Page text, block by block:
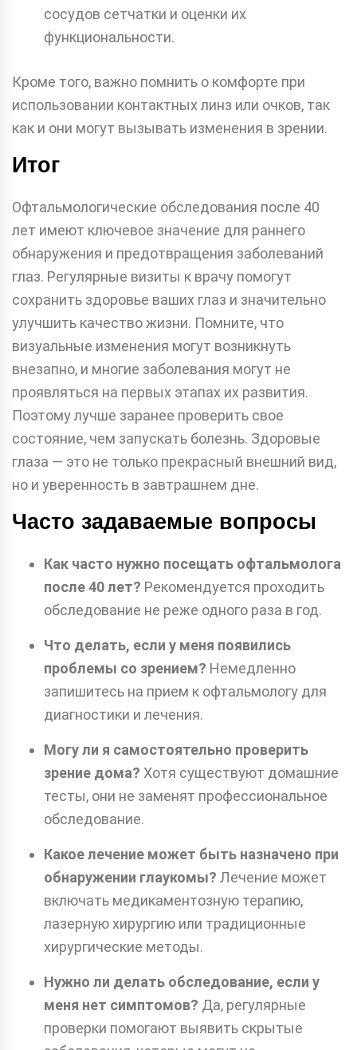
сосудов сетчатки и оценки их
функциональности.
Кроме того, важно помнить о комфорте при
использовании контактных линз или очков, так
как и они могут вызывать изменения в зрении.
Итог
Офтальмологические обследования после 40
лет имеют ключевое значение для раннего
обнаружения и предотвращения заболеваний
глаз. Регулярные визиты к врачу помогут
сохранить здоровье ваших глаз и значительно
улучшить качество жизни. Помните, что
визуальные изменения могут возникнуть
внезапно, и многие заболевания могут не
проявляться на первых этапах их развития.
Поэтому лучше заранее проверить свое
состояние, чем запускать болезнь. Здоровые
глаза — это не только прекрасный внешний вид,
но и уверенность в завтрашнем дне.
Часто задаваемые вопросы
Как часто нужно посещать офтальмолога
после 40 лет? Рекомендуется проходить
обследование не реже одного раза в год.
Что делать, если у меня появились
проблемы со зрением? Немедленно
запишитесь на прием к офтальмологу для
диагностики и лечения.
Могу ли я самостоятельно проверить
зрение дома? Хотя существуют домашние
тесты, они не заменят профессиональное
обследование.
Какое лечение может быть назначено при
обнаружении глаукомы? Лечение может
включать медикаментозную терапию,
лазерную хирургию или традиционные
хирургические методы.
Нужно ли делать обследование, если у
меня нет симптомов? Да, регулярные
проверки помогают выявить скрытые